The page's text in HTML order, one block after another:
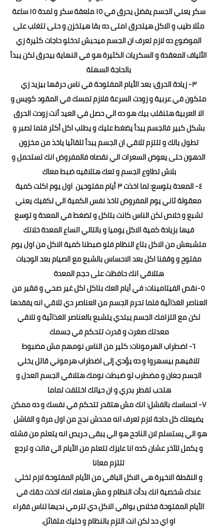
سكر يعني الجسم يفضل يحرق في ١٥ ملعقة سكر و لمدة ١٥ ساعة
مثلا طيب و الاكل هيتحرق امتى ده بقا هيتخزن و حتى تتغلب على
الموضوع ده لازم تعرف ان الجسم ميحبش تدخلو حاجات كثيرة زي
الألياف المعقدة و السكريات الكثيرة هو في النهاية بيحرق لكن يبدأ
بالحاجة السهلة
٣- زيادة الحرق: بعد الأيام المفتوحة في ناس حرقها بيزيد زي
متكون في عربية و زودت السرعة فلازم تمسك في المقود كويس و
الا العربية هتنقلب بيك هو ده الي حصل في العيد أنت زودت الحرق
بشكل كبير فالجسم يبدأ يضغط عليك و يطلب اكل أكثر فلما تصبر و
تطول بالك و تلتزم تلاقي ان الجسم يبدأ تلقائيا ياخذ من مخزون
الدهون حتى يعوض السعرات الي نقصاه فالمفروض انك تستحمل و
بلاش تطاوع الجسم و تعك هتلاقيه ضبط معاك
٤- المعدة بتوسع: لما اخذت ٣ أيام مفتوحين اول يوم اكلت كمية
معقولة ثاني يوم المفروض تاخذ نفس الكمية الي تكفيك يعني
تشبع و خلاص لكن الناس كانت بتاكل و تضغط في المعدة و توسع
فيها بزيادة كمية الاكل يوميا و بالتالي اتساع المعدة خلاتك
متشبعش من الاكل بتاع النظام فلو ضبطنا كمية الاكل من اول يوم
مفتوح و وقفنا اكل بعد الاحساس بالشبع مع الصيام بعد الوجبات
هتلاقي انك حافظت على حجم المعدة
٥-نقص الفيتامينات: في أيام العك بتاكل اكل غير صحي و فقير من
العناصر الغذائية فلما تحرم الجسم من العناصر دي تلاقي انه يفقدها
لكن مع التزامك الجسم يبتدي يتشبع بالعناصر الغذائية و تلاقي
معدتك صغرت و قدرت تتحكم في جسمك
٦- اضطراب الهرمونات: كثير من الناس نومهم مش مضبوط
تلاقيهم بيسهروا و ده يؤدي إلى اضطراب هرموني قاتل يخلي
الجسم جعان و مضطرب لو ضبطت نومك هتلاقي الجسم اتعدل و
هتحب تفطر بدري و ان حياتك اختلفت تماما
٧- احساسك بالفشل: انك مش هتقدر تتحكم في نفسك و ده ممكن
يضيعلك كل حاجة لازم تعرف انه محدش نجح من اول مرة و الفاشل
هو الي يستسلم لان الناجح هو الي يبقى حريص انه يتعلم من فشله
و يكمل للآخر عشان كده انا عايزك تتعلم من الأيام الي فاتت و ترجع
تلتزم معانا
و النقطة الاخيرة هي الاكل الباقي من الأيام المفتوحة لازم تخلي
عندك شخصية انك بدأت النظام و مش هتعك انك اخذت حقك في
الأيام المفتوحة فخلاص بواقي الاكل دي تترمي نديها لناس فقراء
او اي حد لكن انت التزم بالنظام و خليك متفائل.